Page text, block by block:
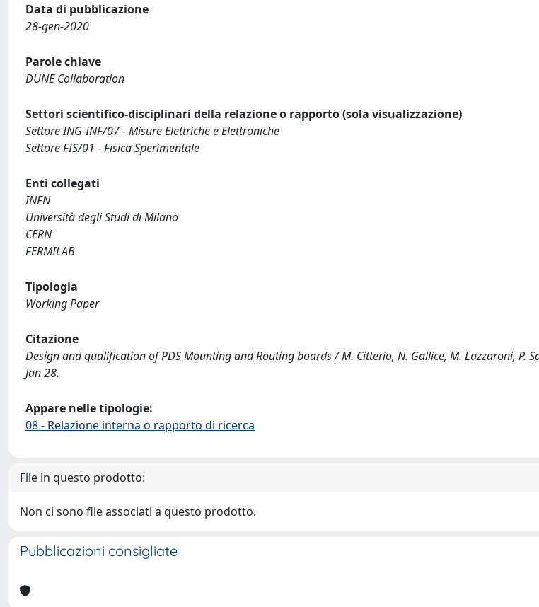
Data di pubblicazione
28-gen-2020
Parole chiave
DUNE Collaboration
Settori scientifico-disciplinari della relazione o rapporto (sola visualizzazione)
Settore ING-INF/07 - Misure Elettriche e Elettroniche
Settore FIS/01 - Fisica Sperimentale
Enti collegati
INFN
Università degli Studi di Milano
CERN
FERMILAB
Tipologia
Working Paper
Citazione
Design and qualification of PDS Mounting and Routing boards / M. Citterio, N. Gallice, M. Lazzaroni, P.
Jan 28.
Appare nelle tipologie:
08 - Relazione interna o rapporto di ricerca
File in questo prodotto:
Non ci sono file associati a questo prodotto.
Pubblicazioni consigliate